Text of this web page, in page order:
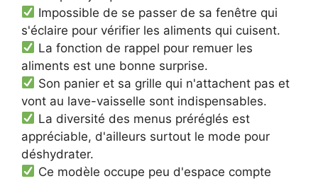
Impossible de se passer de sa fenêtre qui
s'éclaire pour vérifier les aliments qui cuisent.
La fonction de rappel pour remuer les
aliments est une bonne surprise.
Son panier et sa grille qui n'attachent pas et
vont au lave-vaisselle sont indispensables.
La diversité des menus préréglés est
appréciable, d'ailleurs surtout le mode pour
déshydrater.
Ce modèle occupe peu d'espace compte